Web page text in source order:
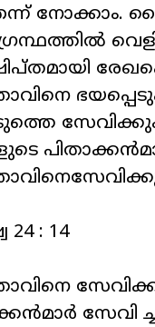
നോക്കാം.
: 14
സേവി